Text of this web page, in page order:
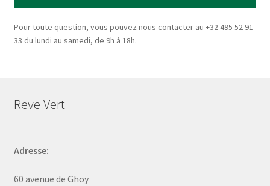
Pour toute question, vous pouvez nous contacter au +32 495 52 91
33 du lundi au samedi, de 9h à 18h.
Reve Vert
Adresse:
60 avenue de Ghoy